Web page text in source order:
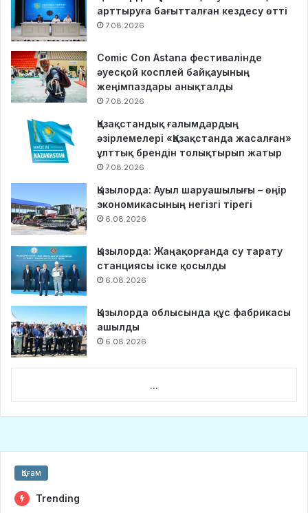
арттыруға бағытталған кездесу өтті
7.08.2026
Comic Con Astana фестивалінде
әуесқой косплей байқауының
жеңімпаздары анықталды
7.08.2026
Қазақстандық ғалымдардың
әзірлемелері «Қазақстанда жасалған»
ұлттық брендін толықтырып жатыр
7.08.2026
Қызылорда: Ауыл шаруашылығы – өңір
экономикасының негізгі тірегі
6.08.2026
Қызылорда: Жаңақорғанда су тарату
станциясы іске қосылды
6.08.2026
Қызылорда облысында құс фабрикасы
ашылды
6.08.2026
...